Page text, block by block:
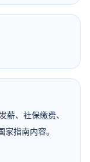
薪、社保缴费、
指南内容。